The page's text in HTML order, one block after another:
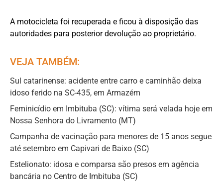
A motocicleta foi recuperada e ficou à disposição das
autoridades para posterior devolução ao proprietário.
VEJA TAMBÉM:
Sul catarinense: acidente entre carro e caminhão deixa
idoso ferido na SC-435, em Armazém
Feminicídio em Imbituba (SC): vítima será velada hoje em
Nossa Senhora do Livramento (MT)
Campanha de vacinação para menores de 15 anos segue
até setembro em Capivari de Baixo (SC)
Estelionato: idosa e comparsa são presos em agência
bancária no Centro de Imbituba (SC)